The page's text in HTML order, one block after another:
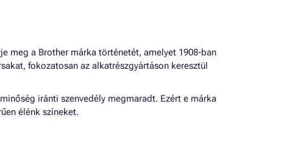
meg a Brother márka történetét, amelyet 1908-ban
fokozatosan az alkatrészgyártáson keresztül
iránti szenvedély megmaradt. Ezért e márka
élénk színeket.